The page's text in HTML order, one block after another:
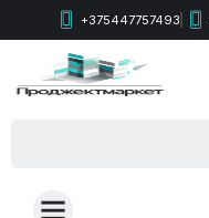
+375447757493